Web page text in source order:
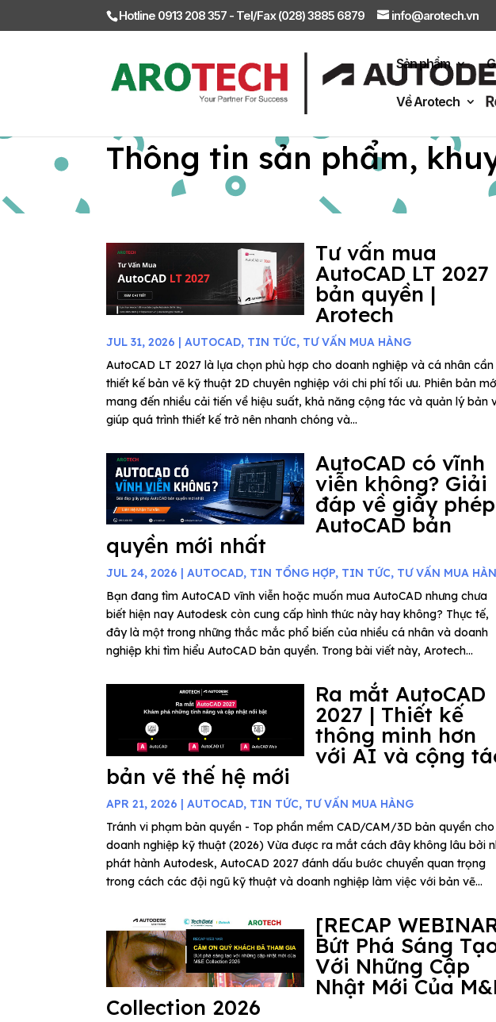
Hotline 0913 208 357 - Tel/Fax (028) 3885 6879 info@arotech.vn
Sản phẩm
Về Arotech
Thông tin sản phẩm,
Tư vấn mua
AutoCAD LT 2027
bản quyền |
Arotech
JUL 31, 2026 |AUTOCAD, TIN TỨC, TƯ VẤN MUA HÀNG
AutoCAD LT 2027 là lựa chọn phù hợp cho doanh nghiệp và cá nhân cần
thiết kế bản vẽ kỹ thuật 2D chuyên nghiệp với chi phí tối ưu. Phiên bản
mang đến nhiều cải tiến về hiệu suất, khả năng cộng tác và quản lý bản
giúp quá trình thiết kế trở nên nhanh chóng và...
AutoCAD có vĩnh
viễn không? Giải
đáp về giấy phép
AutoCAD bản
quyền mới nhất
JUL 24, 2026 |AUTOCAD, TIN TỔNG HỢP, TIN TỨC, TƯ VẤN MUA
Bạn đang tìm AutoCAD vĩnh viễn hoặc muốn mua AutoCAD nhưng chưa
biết hiện nay Autodesk còn cung cấp hình thức này hay không? Thực tế,
đây là một trong những thắc mắc phổ biến của nhiều cá nhân và doanh
nghiệp khi tìm hiểu AutoCAD bản quyền. Trong bài viết này, Arotech...
Ra mắt AutoCAD
2027 | Thiết kế
thông minh hơn
với AI và cộng
bản vẽ thế hệ mới
APR 21, 2026 |AUTOCAD, TIN TỨC, TƯ VẤN MUA HÀNG
Tránh vi phạm bản quyền - Top phần mềm CAD/CAM/3D bản quyền cho
doanh nghiệp kỹ thuật (2026) Vừa được ra mắt cách đây không lâu bởi
phát hành Autodesk, AutoCAD 2027 đánh dấu bước chuyển quan trọng
trong cách các đội ngũ kỹ thuật và doanh nghiệp làm việc với bản vẽ...
[RECAP
Bứt Phá Sáng
Với Những Cập
Nhật Mới Của
Collection 2026